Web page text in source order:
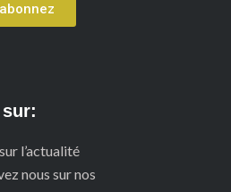
l’actualité
nous sur nos